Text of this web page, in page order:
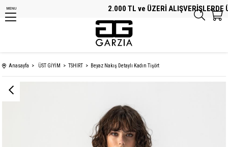
2.000 TL ve ÜZERİ ALIŞVERİŞLERDE
MENU
Anasayfa ÜST GİYİM TSHIRT Beyaz Nakış Detaylı Kadın Tişört